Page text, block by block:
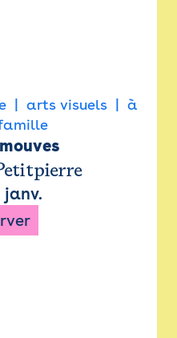
arts visuels
à
janv.